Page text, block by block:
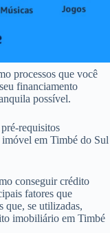
processos que você
financiamento
possível.
requisitos
imóvel em Timbé do Sul
conseguir crédito
fatores que
que, se utilizadas,
imobiliário em Timbé